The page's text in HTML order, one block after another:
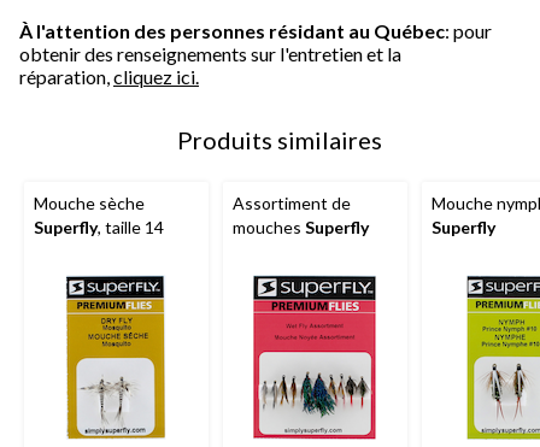
À l'attention des personnes résidant au Québec: pour
obtenir des renseignements sur l'entretien et la
réparation,cliquez ici.
Produits similaires
Mouche sèche
Superfly, taille 14
Assortiment de
mouches Superfly
Mouche
Superfly